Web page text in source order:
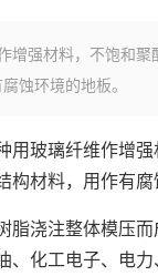
增强材料，不饱和
蚀环境的地板。
用玻璃纤维作增
材料，用作有
注整体模压而
化工电子、电